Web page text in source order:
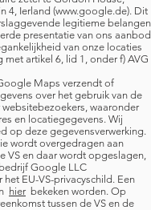
4, Ierland (www.google.de). Dit
legitieme belangen
presentatie van ons aanbod
van onze locaties
met artikel 6, lid 1, onder f) AVG
Maps verzendt of
over het gebruik van de
waaronder
en locatiegegevens. Wij
op deze gegevensverwerking.
wordt overgedragen aan
VS en daar wordt opgeslagen,
Google LLC
EU-VS-privacyschild. Een
hier bekeken worden. Op
tussen de VS en de